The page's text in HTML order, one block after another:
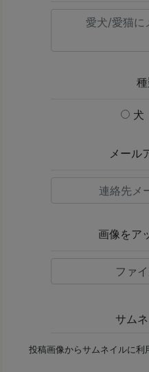
犬
メール
画像をア
ファ
サム
投稿画像からサムネイルに利